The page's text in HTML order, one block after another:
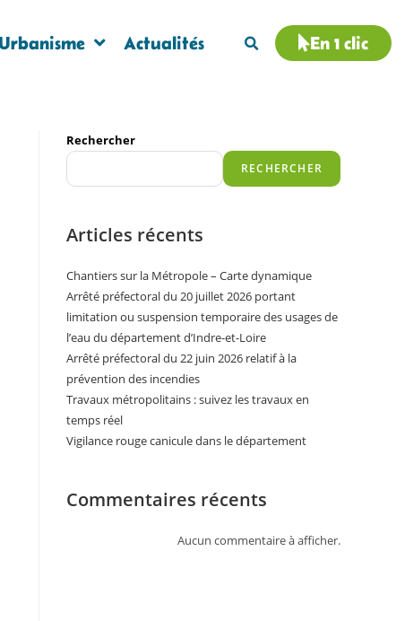
Urbanisme Actualités En 1 clic
Rechercher
RECHERCHER
Articles récents
Chantiers sur la Métropole – Carte dynamique
Arrêté préfectoral du 20 juillet 2026 portant
limitation ou suspension temporaire des usages de
l’eau du département d’Indre-et-Loire
Arrêté préfectoral du 22 juin 2026 relatif à la
prévention des incendies
Travaux métropolitains : suivez les travaux en
temps réel
Vigilance rouge canicule dans le département
Commentaires récents
Aucun commentaire à afficher.